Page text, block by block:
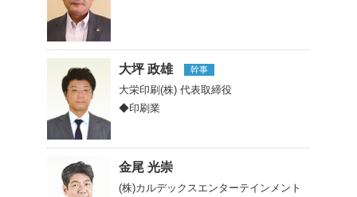
大坪 政雄 幹事
大栄印刷(株) 代表取締役
◆印刷業
金尾 光崇
(株)カルデックスエンターテインメント